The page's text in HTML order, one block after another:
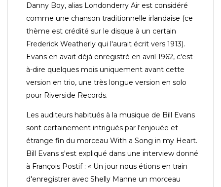
Danny Boy, alias Londonderry Air est considéré
comme une chanson traditionnelle irlandaise (ce
thème est crédité sur le disque à un certain
Frederick Weatherly qui l'aurait écrit vers 1913).
Evans en avait déjà enregistré en avril 1962, c'est-
à-dire quelques mois uniquement avant cette
version en trio, une très longue version en solo
pour Riverside Records.
Les auditeurs habitués à la musique de Bill Evans
sont certainement intrigués par l'enjouée et
étrange fin du morceau With a Song in my Heart.
Bill Evans s'est expliqué dans une interview donné
à François Postif : « Un jour nous étions en train
d'enregistrer avec Shelly Manne un morceau